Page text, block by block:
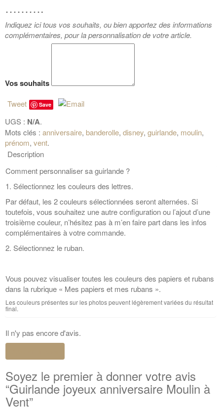
……….
Indiquez ici tous vos souhaits, ou bien apportez des informations
complémentaires, pour la personnalisation de votre article.
Vos souhaits
Tweet Save
UGS : N/A.
Mots clés : anniversaire, banderolle, disney, guirlande, moulin,
prénom, vent.
Description
Comment personnaliser sa guirlande ?
1. Sélectionnez les couleurs des lettres.
Par défaut, les 2 couleurs sélectionnées seront alternées. Si
toutefois, vous souhaitez une autre configuration ou l’ajout d’une
troisième couleur, n’hésitez pas à m’en faire part dans les infos
complémentaires à votre commande.
2. Sélectionnez le ruban.
Vous pouvez visualiser toutes les couleurs des papiers et rubans
dans la rubrique « Mes papiers et mes rubans ».
Les couleurs présentes sur les photos peuvent légèrement variées du résultat
final.
Il n'y pas encore d'avis.
Soyez le premier à donner votre avis
“Guirlande joyeux anniversaire Moulin à
Vent”